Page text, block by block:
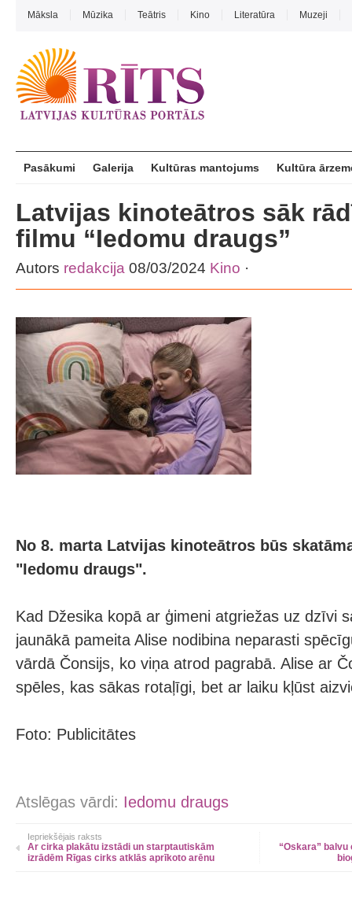
Māksla Mūzika Teātris Kino Literatūra Muzeji
Pasākumi Galerija Kultūras mantojums Kultūra
Latvijas kinoteātros sāk
filmu “Iedomu draugs”
Autors redakcija 08/03/2024 Kino ·
No 8. marta Latvijas kinoteātros būs
"Iedomu draugs".
Kad Džesika kopā ar ģimeni atgriežas uz dzīvi
jaunākā pameita Alise nodibina neparasti
vārdā Čonsijs, ko viņa atrod pagrabā. Alise ar
spēles, kas sākas rotaļīgi, bet ar laiku kļūst
Foto: Publicitātes
Atslēgas vārdi: Iedomu draugs
Iepriekšējais raksts
Ar cirka plakātu izstādi un starptautiskām
izrādēm Rīgas cirks atklās aprīkoto arēnu
“Oskara”